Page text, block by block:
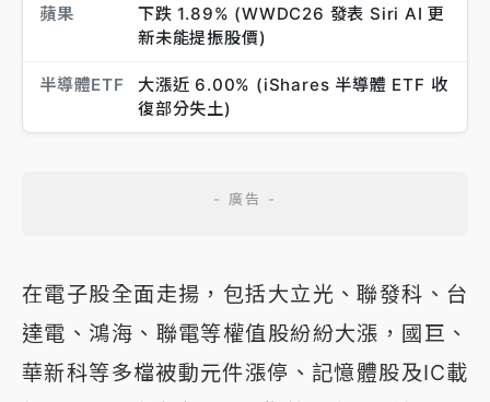
蘋果
下跌 1.89% (WWDC26 發表 Siri AI 更
新未能提振股價)
半導體ETF
大漲近 6.00% (iShares 半導體 ETF 收
復部分失土)
在電子股全面走揚，包括大立光、聯發科、台
達電、鴻海、聯電等權值股紛紛大漲，國巨、
華新科等多檔被動元件漲停、記憶體股及IC載